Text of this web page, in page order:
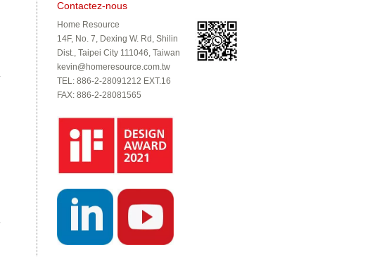
Contactez-nous
Home Resource
14F, No. 7, Dexing W. Rd, Shilin
Dist., Taipei City 111046, Taiwan
kevin@homeresource.com.tw
TEL: 886-2-28091212 EXT.16
FAX: 886-2-28081565